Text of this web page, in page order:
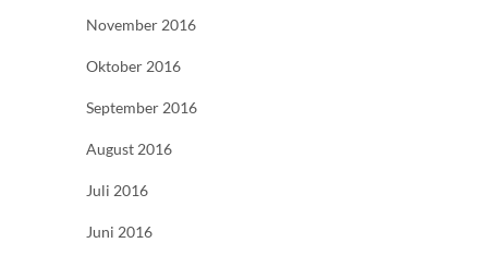
November 2016
Oktober 2016
September 2016
August 2016
Juli 2016
Juni 2016